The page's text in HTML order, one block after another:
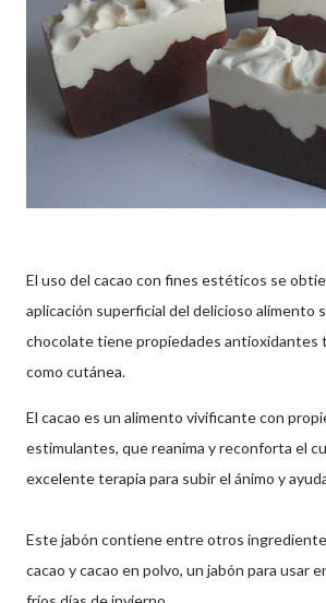
El uso del cacao con fines estéticos se
aplicación superficial del delicioso alimento
chocolate tiene propiedades antioxidantes
como cutánea.
El cacao es un alimento vivificante con
estimulantes, que reanima y reconforta el
excelente terapia para subir el ánimo y
Este jabón contiene entre otros
cacao y cacao en polvo, un jabón para usar